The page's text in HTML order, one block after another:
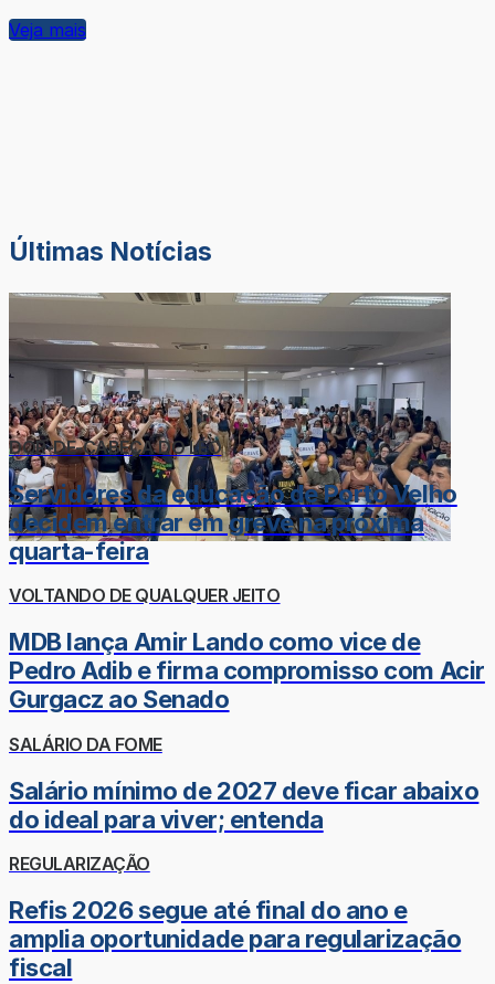
Veja mais
Últimas Notícias
DOR-DE-CABEÇA DO LÉO
Servidores da educação de Porto Velho
decidem entrar em greve na próxima
quarta-feira
VOLTANDO DE QUALQUER JEITO
MDB lança Amir Lando como vice de
Pedro Adib e firma compromisso com Acir
Gurgacz ao Senado
SALÁRIO DA FOME
Salário mínimo de 2027 deve ficar abaixo
do ideal para viver; entenda
REGULARIZAÇÃO
Refis 2026 segue até final do ano e
amplia oportunidade para regularização
fiscal